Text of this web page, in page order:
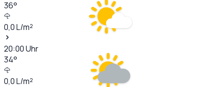
36°
0,0L/m²
20:00Uhr
34°
0,0L/m²